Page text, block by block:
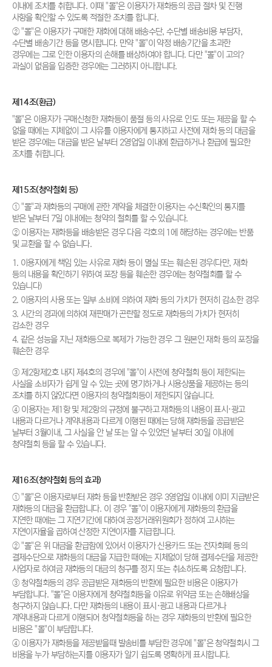
이내에 조치를 취합니다. 이때 "몰"은 이용자가 재화등의 공급 절차 및 진행
사항을 확인할 수 있도록 적절한 조치를 합니다.
② "몰"은 이용자가 구매한 재화에 대해 배송수단, 수단별 배송비용 부담자,
수단별 배송기간 등을 명시합니다. 만약 "몰"이 약정 배송기간을 초과한
경우에는 그로 인한 이용자의 손해를 배상하여야 합니다. 다만 "몰"이 고의?
과실이 없음을 입증한 경우에는 그러하지 아니합니다.
제14조(환급)
"몰"은 이용자가 구매신청한 재화등이 품절 등의 사유로 인도 또는 제공을 할 수
없을 때에는 지체없이 그 사유를 이용자에게 통지하고 사전에 재화 등의 대금을
받은 경우에는 대금을 받은 날부터 2영업일 이내에 환급하거나 환급에 필요한
조치를 취합니다.
제15조(청약철회 등)
① "몰"과 재화등의 구매에 관한 계약을 체결한 이용자는 수신확인의 통지를
받은 날부터 7일 이내에는 청약의 철회를 할 수 있습니다.
② 이용자는 재화등을 배송받은 경우 다음 각호의 1에 해당하는 경우에는 반품
및 교환을 할 수 없습니다.
1. 이용자에게 책임 있는 사유로 재화 등이 멸실 또는 훼손된 경우(다만, 재화
등의 내용을 확인하기 위하여 포장 등을 훼손한 경우에는 청약철회를 할 수
있습니다)
2. 이용자의 사용 또는 일부 소비에 의하여 재화 등의 가치가 현저히 감소한 경우
3. 시간의 경과에 의하여 재판매가 곤란할 정도로 재화등의 가치가 현저히
감소한 경우
4. 같은 성능을 지닌 재화등으로 복제가 가능한 경우 그 원본인 재화 등의 포장을
훼손한 경우
③ 제2항제2호 내지 제4호의 경우에 "몰"이 사전에 청약철회 등이 제한되는
사실을 소비자가 쉽게 알 수 있는 곳에 명기하거나 시용상품을 제공하는 등의
조치를 하지 않았다면 이용자의 청약철회등이 제한되지 않습니다.
④ 이용자는 제1항 및 제2항의 규정에 불구하고 재화등의 내용이 표시·광고
내용과 다르거나 계약내용과 다르게 이행된 때에는 당해 재화등을 공급받은
날부터 3월이내, 그 사실을 안 날 또는 알 수 있었던 날부터 30일 이내에
청약철회 등을 할 수 있습니다.
제16조(청약철회 등의 효과)
① "몰"은 이용자로부터 재화 등을 반환받은 경우 3영업일 이내에 이미 지급받은
재화등의 대금을 환급합니다. 이 경우 "몰"이 이용자에게 재화등의 환급을
지연한 때에는 그 지연기간에 대하여 공정거래위원회가 정하여 고시하는
지연이자율을 곱하여 산정한 지연이자를 지급합니다.
② "몰"은 위 대금을 환급함에 있어서 이용자가 신용카드 또는 전자화폐 등의
결제수단으로 재화등의 대금을 지급한 때에는 지체없이 당해 결제수단을 제공한
사업자로 하여금 재화등의 대금의 청구를 정지 또는 취소하도록 요청합니다.
③ 청약철회등의 경우 공급받은 재화등의 반환에 필요한 비용은 이용자가
부담합니다. "몰"은 이용자에게 청약철회등을 이유로 위약금 또는 손해배상을
청구하지 않습니다. 다만 재화등의 내용이 표시·광고 내용과 다르거나
계약내용과 다르게 이행되어 청약철회등을 하는 경우 재화등의 반환에 필요한
비용은 "몰"이 부담합니다.
④ 이용자가 재화등을 제공받을때 발송비를 부담한 경우에 "몰"은 청약철회시 그
비용을 누가 부담하는지를 이용자가 알기 쉽도록 명확하게 표시합니다.